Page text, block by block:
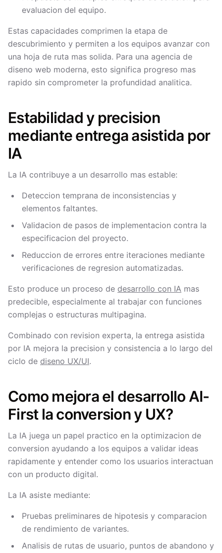
evaluacion del equipo.
Estas capacidades comprimen la etapa de
descubrimiento y permiten a los equipos avanzar con
una hoja de ruta mas solida. Para una agencia de
diseno web moderna, esto significa progreso mas
rapido sin comprometer la profundidad analitica.
Estabilidad y precision
mediante entrega asistida por
IA
La IA contribuye a un desarrollo mas estable:
Deteccion temprana de inconsistencias y
elementos faltantes.
Validacion de pasos de implementacion contra la
especificacion del proyecto.
Reduccion de errores entre iteraciones mediante
verificaciones de regresion automatizadas.
Esto produce un proceso de desarrollo con IA mas
predecible, especialmente al trabajar con funciones
complejas o estructuras multipagina.
Combinado con revision experta, la entrega asistida
por IA mejora la precision y consistencia a lo largo del
ciclo de diseno UX/UI.
Como mejora el desarrollo AI-
First la conversion y UX?
La IA juega un papel practico en la optimizacion de
conversion ayudando a los equipos a validar ideas
rapidamente y entender como los usuarios interactuan
con un producto digital.
La IA asiste mediante:
Pruebas preliminares de hipotesis y comparacion
de rendimiento de variantes.
Analisis de rutas de usuario, puntos de abandono y